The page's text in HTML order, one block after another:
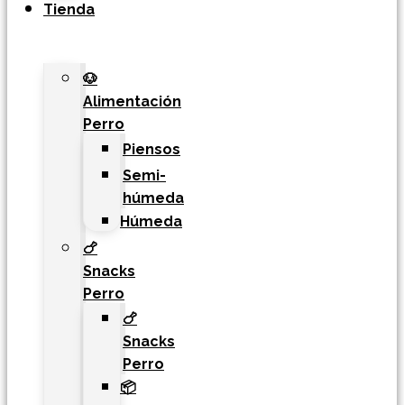
Tienda
🐶
Alimentación
Perro
Piensos
Semi-
húmeda
Húmeda
🍗
Snacks
Perro
🍗
Snacks
Perro
📦